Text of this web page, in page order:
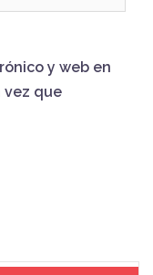
y web en
vez que